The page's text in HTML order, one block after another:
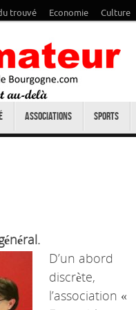
trouvé Economie Culture
Associations Sports
D’un abord
discrète,
l’association «